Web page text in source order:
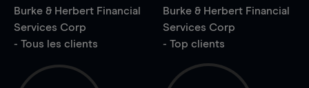
Burke & Herbert Financial
Services Corp
- Tous les clients
Burke & Herbert Financial
Services Corp
- Top clients